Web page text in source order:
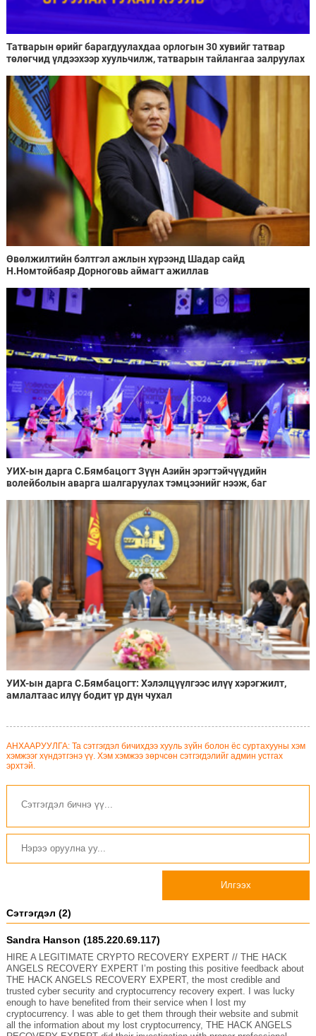
Татварын өрийг барагдуулахдаа орлогын 30 хувийг татвар
төлөгчид үлдээхээр хуульчилж, татварын тайлангаа залруулах
Өвөлжилтийн бэлтгэл ажлын хүрээнд Шадар сайд
Н.Номтойбаяр Дорноговь аймагт ажиллав
УИХ-ын дарга С.Бямбацогт Зүүн Азийн эрэгтэйчүүдийн
волейболын аварга шалгаруулах тэмцээнийг нээж, баг
УИХ-ын дарга С.Бямбацогт: Хэлэлцүүлгээс илүү хэрэгжилт,
амлалтаас илүү бодит үр дүн чухал
АНХААРУУЛГА: Та сэтгэгдэл бичихдээ хууль зүйн болон ёс суртахууны хэм
хэмжээг хүндэтгэнэ үү. Хэм хэмжээ зөрчсөн сэтгэгдэлийг админ устгах
эрхтэй.
Илгээх
Сэтгэгдэл (2)
Sandra Hanson (185.220.69.117)
HIRE A LEGITIMATE CRYPTO RECOVERY EXPERT // THE HACK
ANGELS RECOVERY EXPERT I’m posting this positive feedback about
THE HACK ANGELS RECOVERY EXPERT, the most credible and
trusted cyber security and cryptocurrency recovery expert. I was lucky
enough to have benefited from their service when I lost my
cryptocurrency. I was able to get them through their website and submit
all the information about my lost cryptocurrency, THE HACK ANGELS